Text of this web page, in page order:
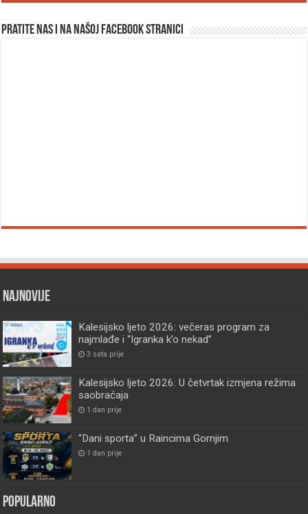
Pratite nas i na našoj facebook stranici
Najnovije
Kalesijsko ljeto 2026: večeras program za
najmlađe i “Igranka k’o nekad”
3 sata prije
Kalesijsko ljeto 2026: U četvrtak izmjena režima
saobraćaja
1 dan prije
“Dani sporta” u Raincima Gornjim
1 dan prije
Popularno